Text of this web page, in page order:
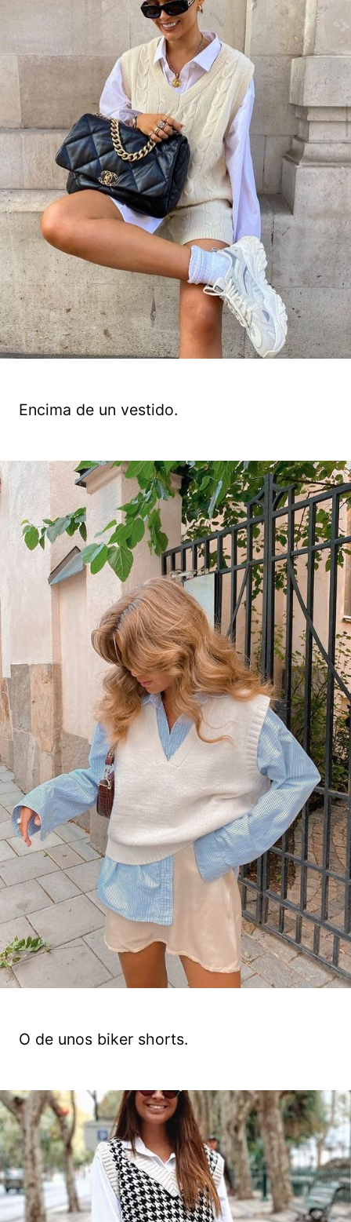
Encima de un vestido.
O de unos biker shorts.